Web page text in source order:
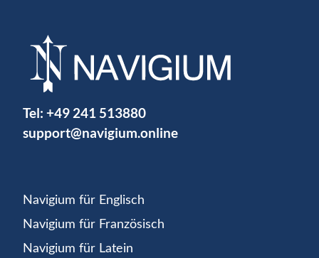
Tel: +49 241 513880
support@navigium.online
Navigium für Englisch
Navigium für Französisch
Navigium für Latein